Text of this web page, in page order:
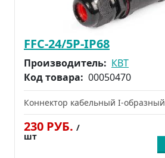
FFC-24/5Р-IP68
Производитель: КВТ
Код товара: 00050470
Коннектор кабельный I-образный
230 РУБ. /
шт